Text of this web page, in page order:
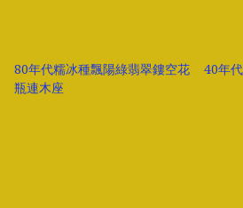
80年代糯冰種飄陽綠翡翠鏤空花
瓶連木座
40年